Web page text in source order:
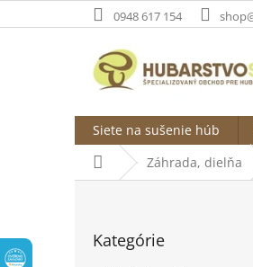
na
0948 617 154
Siete na sušenie húb
DomovZáhrada, dielňa
kategórie
Kategórie